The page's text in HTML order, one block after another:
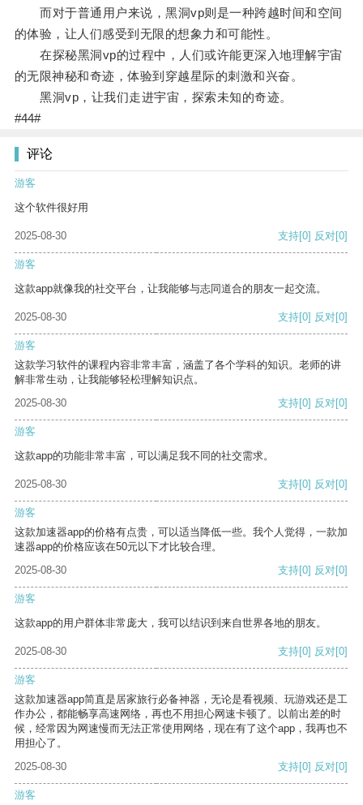
而对于普通用户来说，黑洞vp则是一种跨越时间和空间
的体验，让人们感受到无限的想象力和可能性。
在探秘黑洞vp的过程中，人们或许能更深入地理解宇宙
的无限神秘和奇迹，体验到穿越星际的刺激和兴奋。
黑洞vp，让我们走进宇宙，探索未知的奇迹。
#44#
评论
游客
这个软件很好用
2025-08-30 支持[0] 反对[0]
游客
这款app就像我的社交平台，让我能够与志同道合的朋友一起交流。
2025-08-30 支持[0] 反对[0]
游客
这款学习软件的课程内容非常丰富，涵盖了各个学科的知识。老师的讲
解非常生动，让我能够轻松理解知识点。
2025-08-30
支持[0] 反对[0]
游客
这款app的功能非常丰富，可以满足我不同的社交需求。
2025-08-30 支持[0] 反对[0]
游客
这款加速器app的价格有点贵，可以适当降低一些。我个人觉得，一款加
速器app的价格应该在50元以下才比较合理。
2025-08-30
支持[0] 反对[0]
游客
这款app的用户群体非常庞大，我可以结识到来自世界各地的朋友。
2025-08-30 支持[0] 反对[0]
游客
这款加速器app简直是居家旅行必备神器，无论是看视频、玩游戏还是工
作办公，都能畅享高速网络，再也不用担心网速卡顿了。以前出差的时
候，经常因为网速慢而无法正常使用网络，现在有了这个app，我再也不
用担心了。
2025-08-30
支持[0] 反对[0]
游客